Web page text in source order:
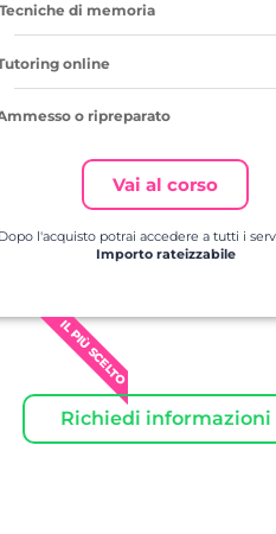
Tecniche di memoria
online
o ripreparato
Vai al corso
Dopo l'acquisto potrai accedere a tutti i
Importo rateizzabile
IL PIÙ SCELTO
Richiedi informazioni